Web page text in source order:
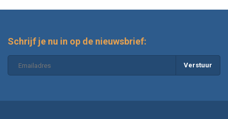
Schrijf je nu in op de nieuwsbrief:
Verstuur